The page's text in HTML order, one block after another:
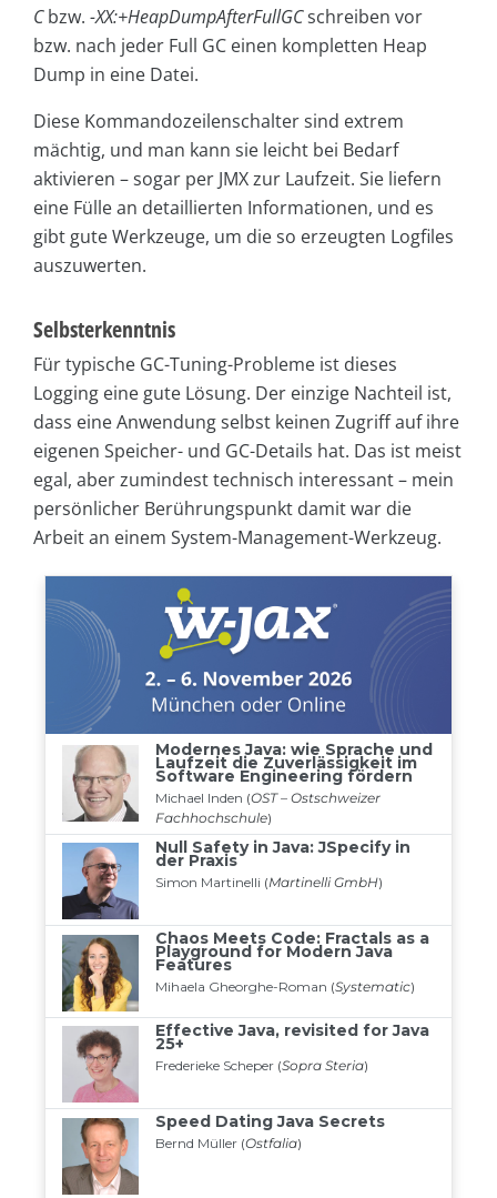
Cbzw. -XX:+HeapDumpAfterFullGCschreiben vor
bzw. nach jeder Full GC einen kompletten Heap
Dump in eine Datei.
Diese Kommandozeilenschalter sind extrem
mächtig, und man kann sie leicht bei Bedarf
aktivieren – sogar per JMX zur Laufzeit. Sie liefern
eine Fülle an detaillierten Informationen, und es
gibt gute Werkzeuge, um die so erzeugten Logfiles
auszuwerten.
Selbsterkenntnis
Für typische GC-Tuning-Probleme ist dieses
Logging eine gute Lösung. Der einzige Nachteil ist,
dass eine Anwendung selbst keinen Zugriff auf ihre
eigenen Speicher- und GC-Details hat. Das ist meist
egal, aber zumindest technisch interessant – mein
persönlicher Berührungspunkt damit war die
Arbeit an einem System-Management-Werkzeug.